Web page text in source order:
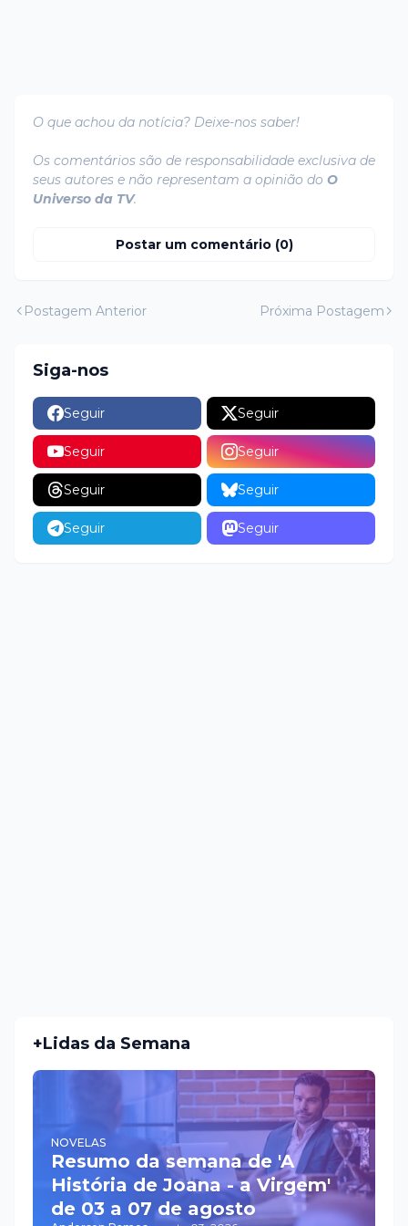
O que achou da notícia? Deixe-nos saber!
Os comentários são de responsabilidade exclusiva de
seus autores e não representam a opinião do O
Universo da TV.
Postar um comentário (0)
Postagem Anterior Próxima Postagem
Siga-nos
Seguir Seguir
Seguir Seguir
Seguir Seguir
Seguir Seguir
+Lidas da Semana
NOVELAS
Resumo da semana de 'A
História de Joana - a Virgem'
de 03 a 07 de agosto